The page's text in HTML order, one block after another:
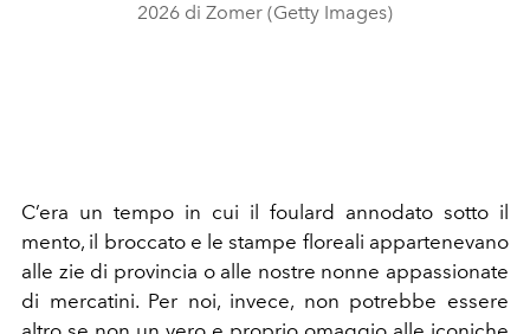
2026 di Zomer (Getty Images)
C’era un tempo in cui il foulard annodato sotto il
mento, il broccato e le stampe floreali appartenevano
alle zie di provincia o alle nostre nonne appassionate
di mercatini. Per noi, invece, non potrebbe essere